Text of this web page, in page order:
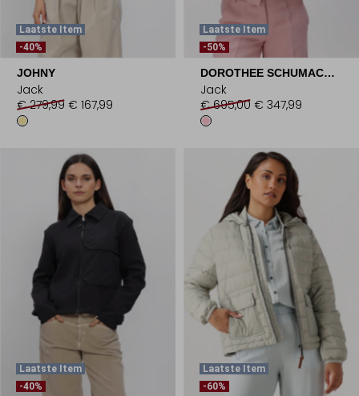
Laatste Item
-40%
JOHNY
Jack
€ 279,99 € 167,99
Laatste Item
-50%
DOROTHEE SCHUMACHER
Jack
€ 695,00 € 347,99
Laatste Item
-40%
Laatste Item
-60%